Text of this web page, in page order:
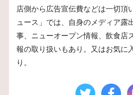
店側から広告宣伝費などは一切頂
ュース」では、自身のメディア露
事、ニューオープン情報、飲食店
報の取り扱いもあり。又はお気に
り。